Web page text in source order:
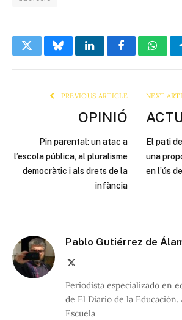
TwitterBlueskyLinkedInFacebook
PREVIOUS ARTICLE
OPINIÓ
Pin parental: un atac a
l’escola pública, al pluralisme
democràtic i als drets de la
infància
NEXT
El pati
una
en l’ús
Pablo Gutiérrez de
Periodista especializado en
de El Diario de la
Escuela